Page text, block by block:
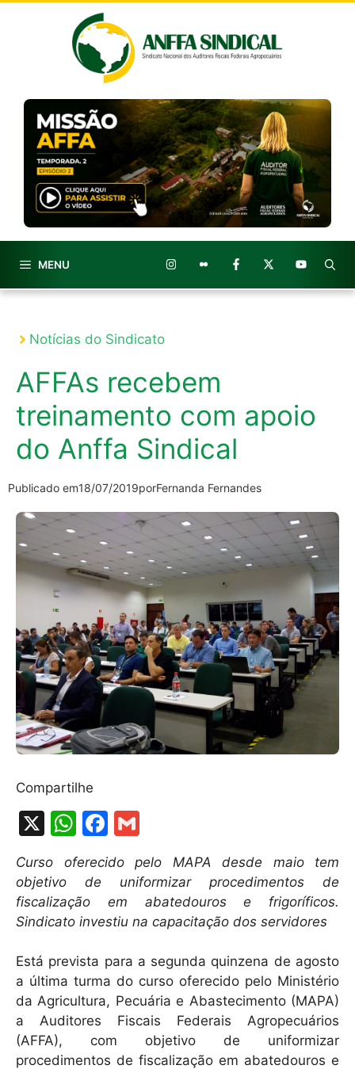
MENU
Notícias do Sindicato
AFFAs recebem
treinamento com apoio
do Anffa Sindical
Publicado em18/07/2019porFernanda Fernandes
Compartilhe
X
W
h
at
s
A
p
p
F
a
c
e
b
o
o
k
m
ai
l
Curso oferecido pelo MAPA desde maio tem
objetivo de uniformizar procedimentos de
fiscalização em abatedouros e frigoríficos.
Sindicato investiu na capacitação dos servidores
Está prevista para a segunda quinzena de agosto
a última turma do curso oferecido pelo Ministério
da Agricultura, Pecuária e Abastecimento (MAPA)
a Auditores Fiscais Federais Agropecuários
(AFFA), com objetivo de uniformizar
procedimentos de fiscalização em abatedouros e